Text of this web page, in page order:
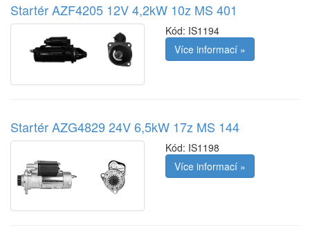
Startér AZF4205 12V 4,2kW 10z MS 401
Kód: IS1194
Více informací »
Startér AZG4829 24V 6,5kW 17z MS 144
Kód: IS1198
Více informací »